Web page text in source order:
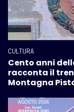
CULTURA
Cento anni
racconta il
Montagna